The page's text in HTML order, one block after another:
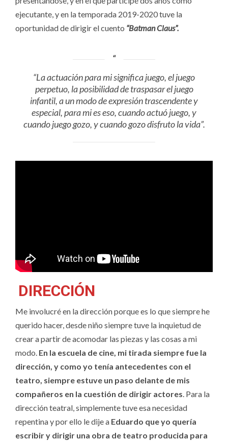
ejecutante, y en la temporada 2019-2020 tuve la
oportunidad de dirigir el cuento “Batman Claus”.
“La actuación para mi significa juego, el juego
perpetuo, la posibilidad de traspasar el juego
infantil, a un modo de expresión trascendente y
especial, para mi es eso, cuando actuó juego, y
cuando juego gozo, y cuando gozo disfruto la vida”.
DIRECCIÓN
Me involucré en la dirección porque es lo que siempre he
querido hacer, desde niño siempre tuve la inquietud de
crear a partir de acomodar las piezas y las cosas a mi
modo. En la escuela de cine, mi tirada siempre fue la
dirección, y como yo tenía antecedentes con el
teatro, siempre estuve un paso delante de mis
compañeros en la cuestión de dirigir actores. Para la
dirección teatral, simplemente tuve esa necesidad
repentina y por ello le dije a Eduardo que yo quería
escribir y dirigir una obra de teatro producida para